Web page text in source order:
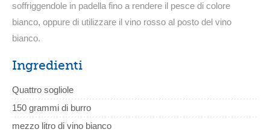
soffriggendole in padella fino a rendere il pesce di colore
bianco, oppure di utilizzare il vino rosso al posto del vino
bianco.
Ingredienti
Quattro sogliole
150 grammi di burro
mezzo litro di vino bianco